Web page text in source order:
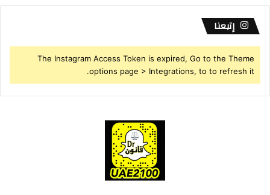
إتبعنا
The Instagram Access Token is expired, Go to the Theme
options page > Integrations, to to refresh it.